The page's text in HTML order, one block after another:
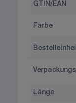
GTIN/EAN
Farbe
Länge